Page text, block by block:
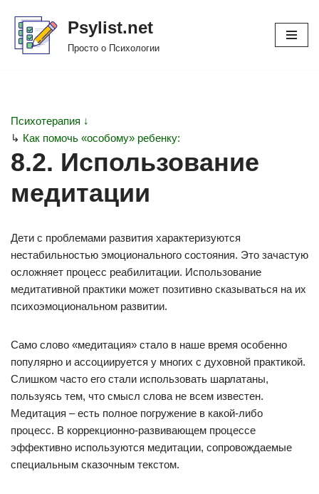
Перейти
Psylist.net
Просто о Психологии
Психотерапия ↓
↳ Как помочь «особому» ребенку:
8.2. Использование
медитации
Дети с проблемами развития характеризуются
нестабильностью эмоционального состояния. Это зачастую
осложняет процесс реабилитации. Использование
медитативной практики может позитивно сказываться на их
психоэмоциональном развитии.
Само слово «медитация» стало в наше время особенно
популярно и ассоциируется у многих с духовной практикой.
Слишком часто его стали использовать шарлатаны,
пользуясь тем, что смысл слова не всем известен.
Медитация – есть полное погружение в какой-либо
процесс. В коррекционно-развивающем процессе
эффективно используются медитации, сопровождаемые
специальным сказочным текстом.